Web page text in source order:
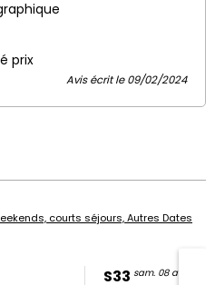
prix
Avis écrit le 09/02/2024
courts séjours, Autres Dates
S33 sam. 08 août - 15